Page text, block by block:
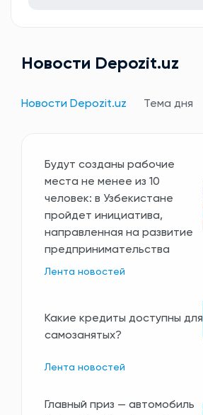
Новости Depozit.uz
Новости Depozit.uz Тема дня
Будут созданы рабочие
места не менее из 10
человек: в Узбекистане
пройдет инициатива,
направленная на развитие
предпринимательства
Лента новостей
Какие кредиты доступны для
самозанятых?
Лента новостей
Главный приз — автомобиль